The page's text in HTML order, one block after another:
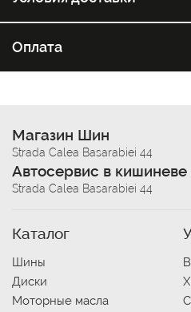
Оплата
Магазин Шин
Strada Calea Basarabiei 44
Автосервис в кишиневе
Strada Calea Basarabiei 44
Каталог
Шины
Диски
Моторные масла